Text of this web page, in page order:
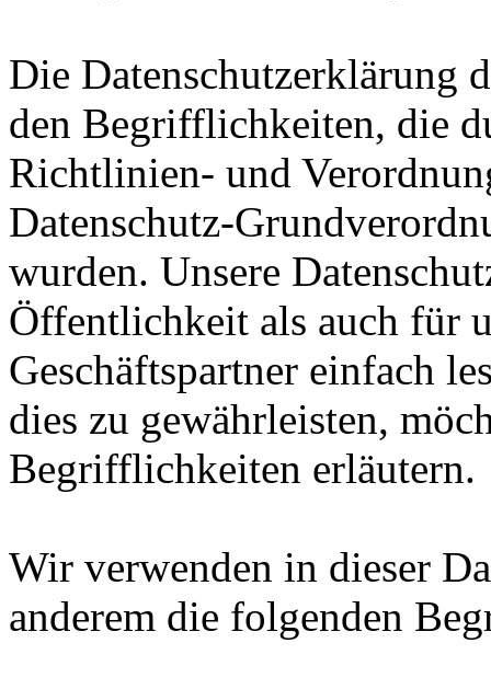
Die Datenschutzerklärung
den Begrifflichkeiten, die
Richtlinien- und
Datenschutz-
wurden. Unsere
Öffentlichkeit als auch für
Geschäftspartner einfach
dies zu gewährleisten,
Begrifflichkeiten erläutern.
Wir verwenden in dieser
anderem die folgenden